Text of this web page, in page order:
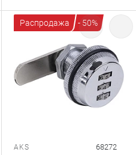
Распродажа - 50%
AKS 68272